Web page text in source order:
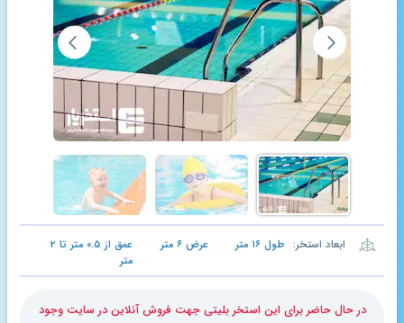
ابعاد استخر: طول ۱۶ متر عرض۶ متر عمق از ۰.۵ متر تا ۲
متر
در حال حاضر برای این استخر بلیتی جهت فروش آنلاین در سایت وجود